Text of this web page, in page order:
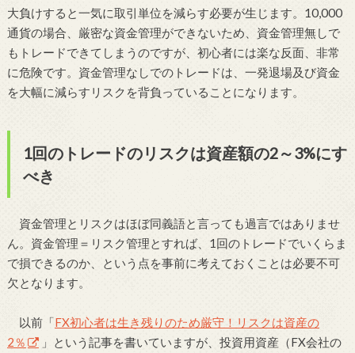
大負けすると一気に取引単位を減らす必要が生じます。10,000
通貨の場合、厳密な資金管理ができないため、資金管理無しで
もトレードできてしまうのですが、初心者には楽な反面、非常
に危険です。資金管理なしでのトレードは、一発退場及び資金
を大幅に減らすリスクを背負っていることになります。
1回のトレードのリスクは資産額の2～3%にす
べき
資金管理とリスクはほぼ同義語と言っても過言ではありませ
ん。資金管理＝リスク管理とすれば、1回のトレードでいくらま
で損できるのか、という点を事前に考えておくことは必要不可
欠となります。
以前「FX初心者は生き残りのため厳守！リスクは資産の
2％
」という記事を書いていますが、投資用資産（FX会社の